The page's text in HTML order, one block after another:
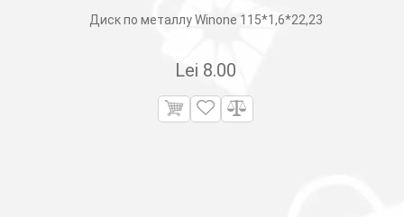
Диск по металлу Winone 115*1,6*22,23
Lei 8.00